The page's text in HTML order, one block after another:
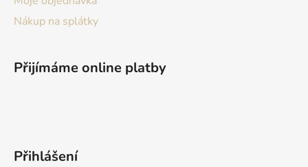
Nákup na splátky
Přijímáme online platby
Přihlášení